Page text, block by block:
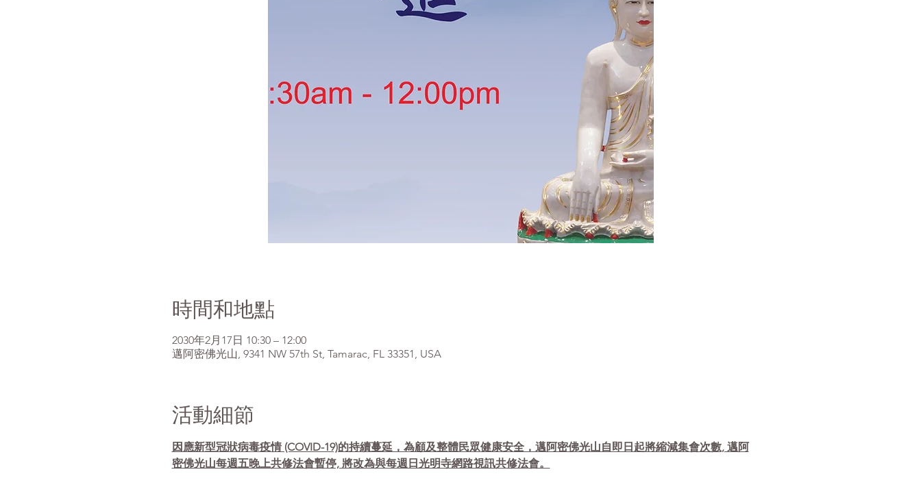
時間和地點
2030年2月17日 10:30 – 12:00
邁阿密佛光山, 9341 NW 57th St, Tamarac, FL 33351, USA
活動細節
因應新型冠狀病毒疫情 (COVID-19)的持續蔓延，為顧及整體民眾健康安全，邁阿密佛光山自即日起將縮減集會次數, 邁阿
密佛光山每週五晚上共修法會暫停, 將改為與每週日光明寺網路視訊共修法會。